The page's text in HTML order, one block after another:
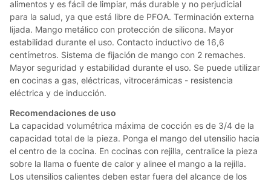
alimentos y es fácil de limpiar, más durable y no perjudicial
para la salud, ya que está libre de PFOA. Terminación externa
lijada. Mango metálico con protección de silicona. Mayor
estabilidad durante el uso. Contacto inductivo de 16,6
centímetros. Sistema de fijación de mango con 2 remaches.
Mayor seguridad y estabilidad durante el uso. Se puede utilizar
en cocinas a gas, eléctricas, vitrocerámicas - resistencia
eléctrica y de inducción.
Recomendaciones de uso
La capacidad volumétrica máxima de cocción es de 3/4 de la
capacidad total de la pieza. Ponga el mango del utensilio hacia
el centro de la cocina. En cocinas con rejilla, centralice la pieza
sobre la llama o fuente de calor y alinee el mango a la rejilla.
Los utensilios calientes deben estar fuera del alcance de los